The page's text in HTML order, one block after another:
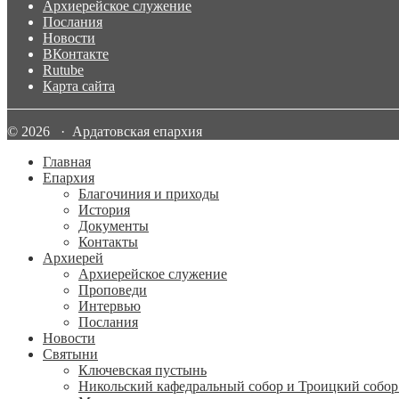
Архиерейское служение
Послания
Новости
ВКонтакте
Rutube
Карта сайта
© 2026 · Ардатовская епархия
Главная
Епархия
Благочиния и приходы
История
Документы
Контакты
Архиерей
Архиерейское служение
Проповеди
Интервью
Послания
Новости
Святыни
Ключевская пустынь
Никольский кафедральный собор и Троицкий собор